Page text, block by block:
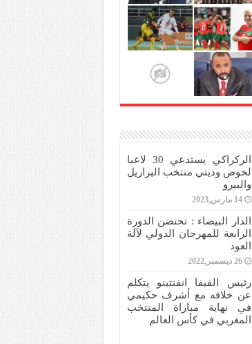
الركراكي يستدعي 30 لاعبا
لخوض وديتي منتخب البرازيل
والبيرو
14 مارس,2023
الدار البيضاء : تحتضن الدورة
الرابعة للمهرجان الدولي لآلة
العود
26 ديسمبر,2022
رئيس الفيفا انفنتينو يتكلم
عن خلافه مع أشرف حكيمي
في نهاية مباراة المنتخب
المغربي في كأس العالم